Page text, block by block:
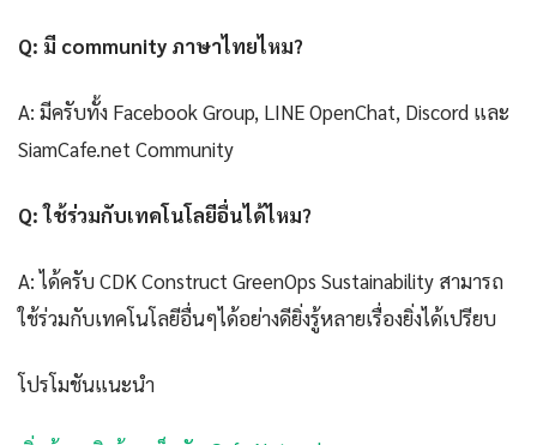
Q: มี community ภาษาไทยไหม?
A: มีครับทั้ง Facebook Group, LINE OpenChat, Discord และ
SiamCafe.net Community
Q: ใช้ร่วมกับเทคโนโลยีอื่นได้ไหม?
A: ได้ครับ CDK Construct GreenOps Sustainability สามารถ
ใช้ร่วมกับเทคโนโลยีอื่นๆได้อย่างดียิ่งรู้หลายเรื่องยิ่งได้เปรียบ
โปรโมชันแนะนำ